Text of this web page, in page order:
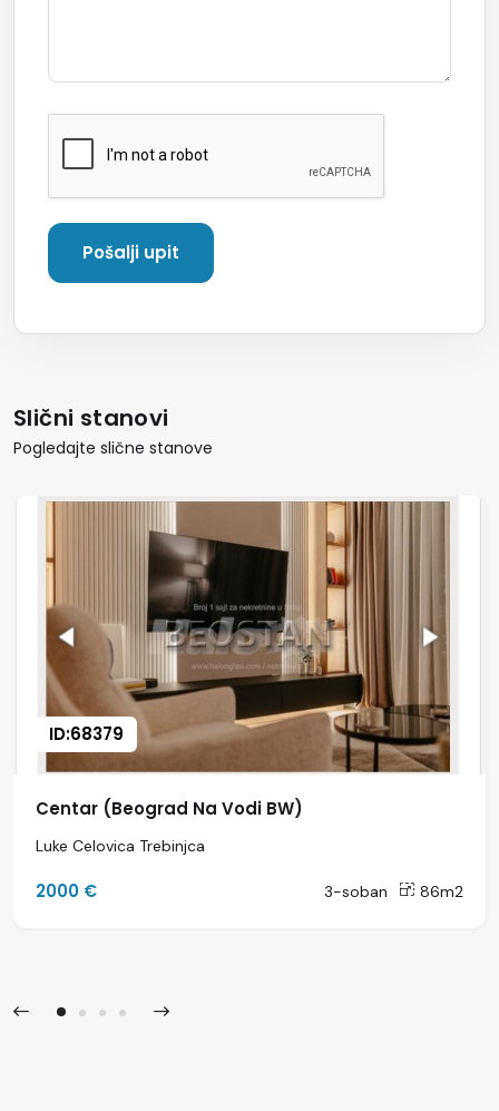
Slični stanovi
Pogledajte slične stanove
ID:68379
Centar (Beograd Na Vodi BW)
Luke Celovica Trebinjca
2000 € 3-soban 86m2